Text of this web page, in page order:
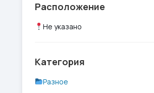
Расположение
Не указано
Категория
Разное